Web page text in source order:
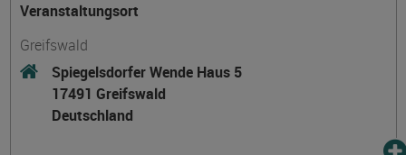
Veranstaltungsort
Greifswald
Spiegelsdorfer Wende Haus 5
17491 Greifswald
Deutschland